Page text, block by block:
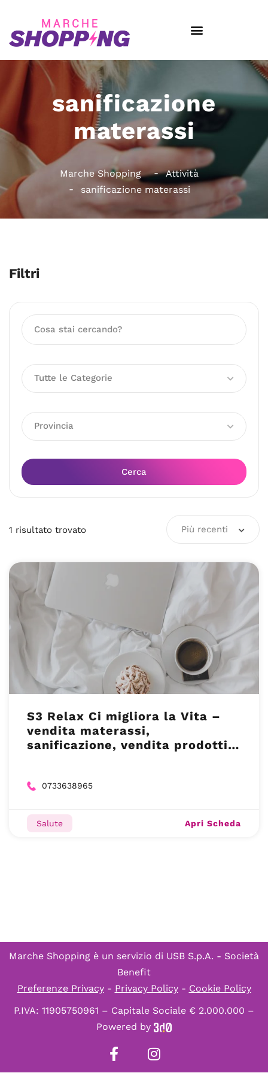
sanificazione
materassi
Marche Shopping
Attività
sanificazione materassi
Filtri
Tutte le Categorie
Provincia
Cerca
1 risultato trovato Più recenti
S3 Relax Ci migliora la Vita –
vendita materassi,
sanificazione, vendita prodotti
0733638965
Salute Apri Scheda
Marche Shopping è un servizio di USB S.p.A. - Società
Benefit
Preferenze Privacy- Privacy Policy- Cookie Policy
P.IVA: 11905750961 – Capitale Sociale € 2.000.000 –
Powered by